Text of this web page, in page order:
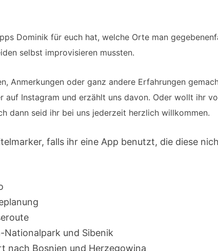
Dominik für euch hat, welche Orte man
selbst improvisieren mussten.
Anmerkungen oder ganz andere Erfahrungen
auf Instagram und erzählt uns davon. Oder wollt ihr
dann seid ihr bei uns jederzeit herzlich willkommen.
falls ihr eine App benutzt, die diese
Nationalpark und Sibenik
nach Bosnien und Herzegowina